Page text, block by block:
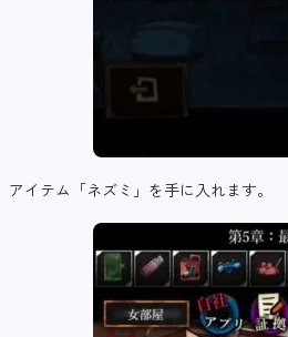
アイテム「ネズミ」を手に入れます。